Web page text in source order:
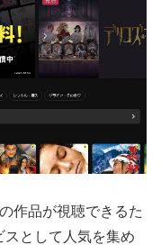
作品が視聴できるた
として人気を集め